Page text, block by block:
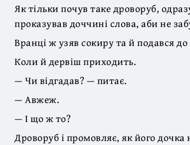
Як тільки почув таке дроворуб,
проказував доччині слова, аби не
Вранці ж узяв сокиру та й подався до
Коли й дервіш приходить.
— Чи відгадав? — питає.
— Авжеж.
— І що ж то?
Дроворуб і промовляє, як його дочка